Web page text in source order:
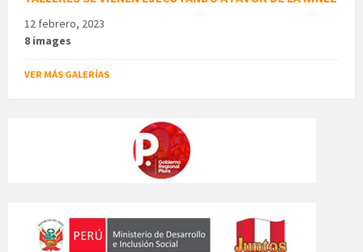
12 febrero, 2023
8 images
VER MÁS GALERÍAS